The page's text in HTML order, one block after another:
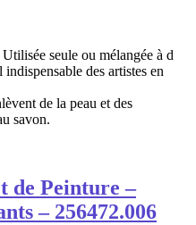
seule ou mélangée à d
des artistes en
de la peau et des
savon.
de Peinture –
– 256472.006